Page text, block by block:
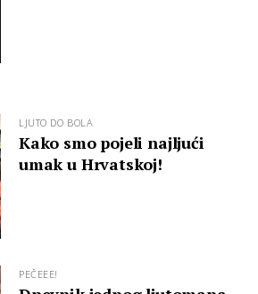
LJUTO DO BOLA
Kako smo pojeli najljući
umak u Hrvatskoj!
PEČEEE!